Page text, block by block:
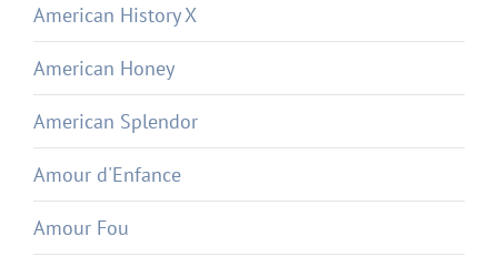
American History X
American Honey
American Splendor
Amour d'Enfance
Amour Fou